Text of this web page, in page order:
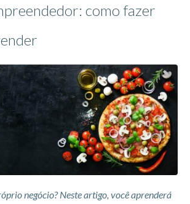
como fazer
negócio? Neste artigo, você aprenderá